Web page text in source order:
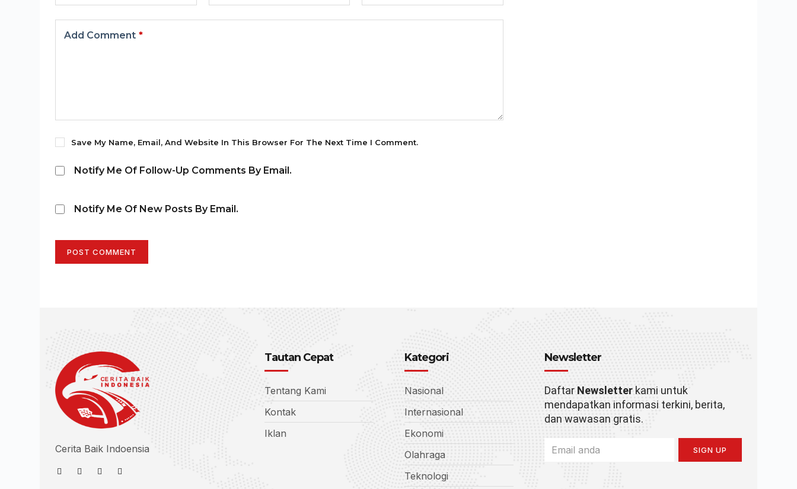
Add Comment *
Save My Name, Email, And Website In This Browser For The Next Time I Comment.
Notify Me Of Follow-Up Comments By Email.
Notify Me Of New Posts By Email.
POST COMMENT
Cerita Baik Indoensia
Tautan Cepat
Tentang Kami
Kontak
Iklan
Kategori
Nasional
Internasional
Ekonomi
Olahraga
Teknologi
Newsletter
Daftar Newsletterkami untuk
mendapatkan informasi terkini, berita,
dan wawasan gratis.
SIGN UP